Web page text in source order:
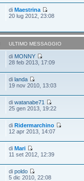
diMaestrina
20 lug 2012, 23:08
ULTIMO MESSAGGIO
di MONNY
28 feb 2013, 17:09
dilanda
19 nov 2010, 13:03
diwatanabe71
25 gen 2013, 19:22
diRidermarchino
12 apr 2013, 14:07
diMari
11 set 2012, 12:39
dipoldo
5 dic 2010, 22:08